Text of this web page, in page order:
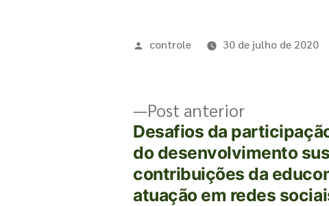
controle 30 de julho de 2020
Post anterior
Desafios da
do desenvolvimento
contribuições da
atuação em redes